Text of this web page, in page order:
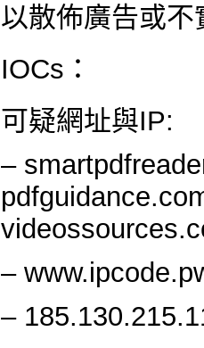
以散佈廣告或
IOCs：
可疑網址與IP:
–
–
–